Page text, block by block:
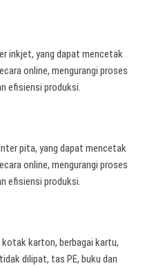
inkjet, yang dapat mencetak
online, mengurangi proses
efisiensi produksi.
pita, yang dapat mencetak
online, mengurangi proses
efisiensi produksi.
karton, berbagai kartu,
dilipat, tas PE, buku dan